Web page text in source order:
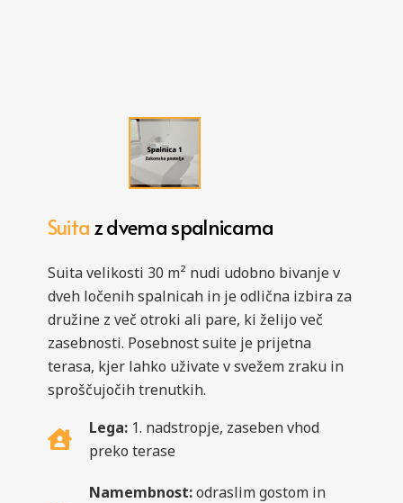
Suitaz dvema spalnicama
Suita velikosti 30 m² nudi udobno bivanje v
dveh ločenih spalnicah in je odlična izbira za
družine z več otroki ali pare, ki želijo več
zasebnosti. Posebnost suite je prijetna
terasa, kjer lahko uživate v svežem zraku in
sproščujočih trenutkih.
Lega: 1. nadstropje, zaseben vhod
preko terase
Namembnost:odraslim gostom in